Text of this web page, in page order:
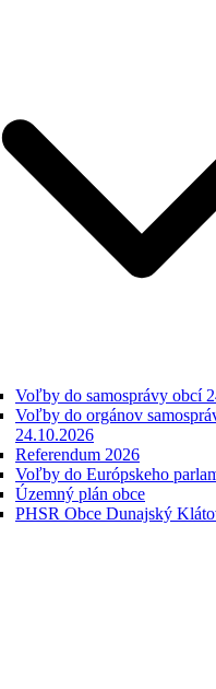
Voľby do samosprávy obcí
Voľby do orgánov
24.10.2026
Referendum 2026
Voľby do Európskeho
Územný plán obce
PHSR Obce Dunajský